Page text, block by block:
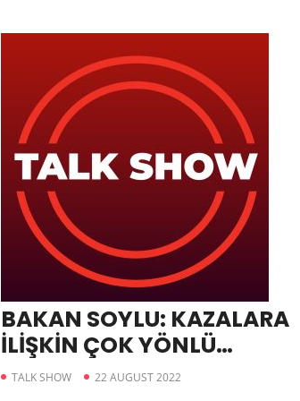
BAKAN SOYLU: KAZALARA
İLİŞKİN ÇOK YÖNLÜ
ARAŞTIRMA SÜRÜYOR
TALK SHOW 22 AUGUST 2022